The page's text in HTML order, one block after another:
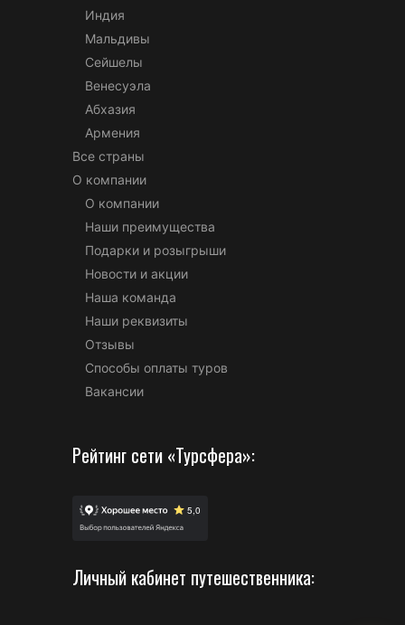
Индия
Мальдивы
Сейшелы
Венесуэла
Абхазия
Армения
Все страны
О компании
О компании
Наши преимущества
Подарки и розыгрыши
Новости и акции
Наша команда
Наши реквизиты
Отзывы
Способы оплаты туров
Вакансии
Рейтинг сети «Турсфера»:
Личный кабинет путешественника: